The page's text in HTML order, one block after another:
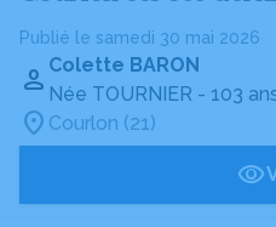
Publié le samedi 30 mai 2026
Colette BARON
Née TOURNIER - 103
Courlon (21)